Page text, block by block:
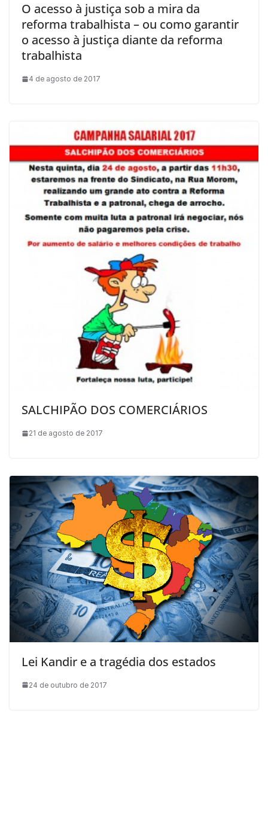
O acesso à justiça sob a mira da
reforma trabalhista – ou como garantir
o acesso à justiça diante da reforma
trabalhista
4 de agosto de 2017
SALCHIPÃO DOS COMERCIÁRIOS
21 de agosto de 2017
Lei Kandir e a tragédia dos estados
24 de outubro de 2017